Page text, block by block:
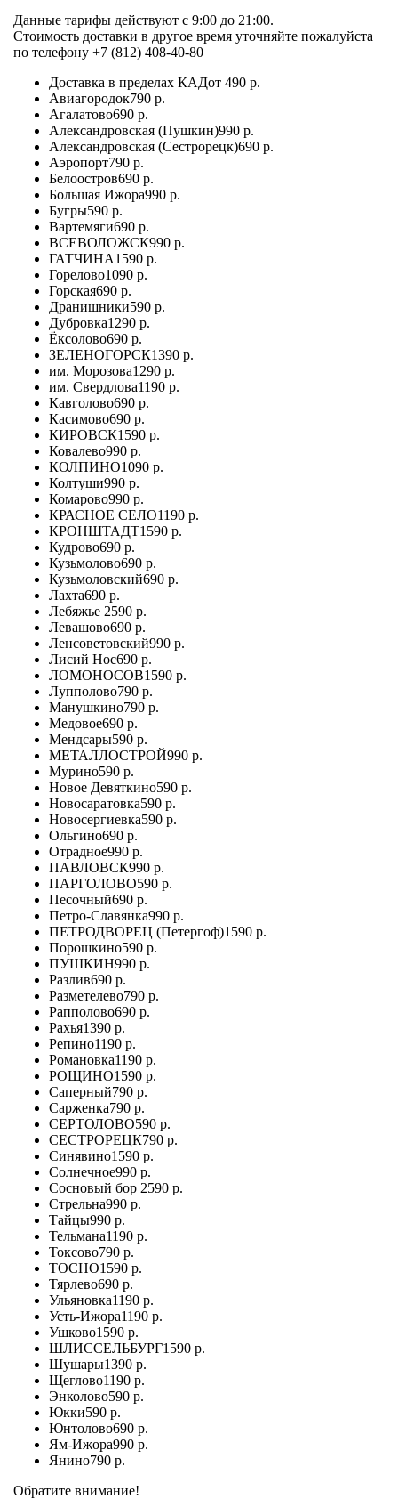
Данные тарифы действуют с 9:00 до 21:00.
Стоимость доставки в другое время уточняйте пожалуйста
по телефону +7 (812) 408-40-80
Доставка в пределах КАДот 490 р.
Авиагородок790 р.
Агалатово690 р.
Александровская (Пушкин)990 р.
Александровская (Сестрорецк)690 р.
Аэропорт790 р.
Белоостров690 р.
Большая Ижора990 р.
Бугры590 р.
Вартемяги690 р.
ВСЕВОЛОЖСК990 р.
ГАТЧИНА1590 р.
Горелово1090 р.
Горская690 р.
Дранишники590 р.
Дубровка1290 р.
Ёксолово690 р.
ЗЕЛЕНОГОРСК1390 р.
им. Морозова1290 р.
им. Свердлова1190 р.
Кавголово690 р.
Касимово690 р.
КИРОВСК1590 р.
Ковалево990 р.
КОЛПИНО1090 р.
Колтуши990 р.
Комарово990 р.
КРАСНОЕ СЕЛО1190 р.
КРОНШТАДТ1590 р.
Кудрово690 р.
Кузьмолово690 р.
Кузьмоловский690 р.
Лахта690 р.
Лебяжье 2590 р.
Левашово690 р.
Ленсоветовский990 р.
Лисий Нос690 р.
ЛОМОНОСОВ1590 р.
Лупполово790 р.
Манушкино790 р.
Медовое690 р.
Мендсары590 р.
МЕТАЛЛОСТРОЙ990 р.
Мурино590 р.
Новое Девяткино590 р.
Новосаратовка590 р.
Новосергиевка590 р.
Ольгино690 р.
Отрадное990 р.
ПАВЛОВСК990 р.
ПАРГОЛОВО590 р.
Песочный690 р.
Петро-Славянка990 р.
ПЕТРОДВОРЕЦ (Петергоф)1590 р.
Порошкино590 р.
ПУШКИН990 р.
Разлив690 р.
Разметелево790 р.
Рапполово690 р.
Рахья1390 р.
Репино1190 р.
Романовка1190 р.
РОЩИНО1590 р.
Саперный790 р.
Сарженка790 р.
СЕРТОЛОВО590 р.
СЕСТРОРЕЦК790 р.
Синявино1590 р.
Солнечное990 р.
Сосновый бор 2590 р.
Стрельна990 р.
Тайцы990 р.
Тельмана1190 р.
Токсово790 р.
ТОСНО1590 р.
Тярлево690 р.
Ульяновка1190 р.
Усть-Ижора1190 р.
Ушково1590 р.
ШЛИССЕЛЬБУРГ1590 р.
Шушары1390 р.
Щеглово1190 р.
Энколово590 р.
Юкки590 р.
Юнтолово690 р.
Ям-Ижора990 р.
Янино790 р.
Обратите внимание!